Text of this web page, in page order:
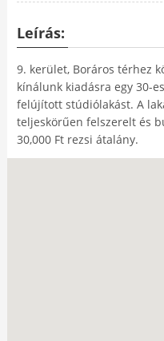
Leírás:
9. kerület, Boráros térhez
kínálunk kiadásra egy 30-
felújított stúdiólakást. A
teljeskörűen felszerelt és
30,000 Ft rezsi átalány.